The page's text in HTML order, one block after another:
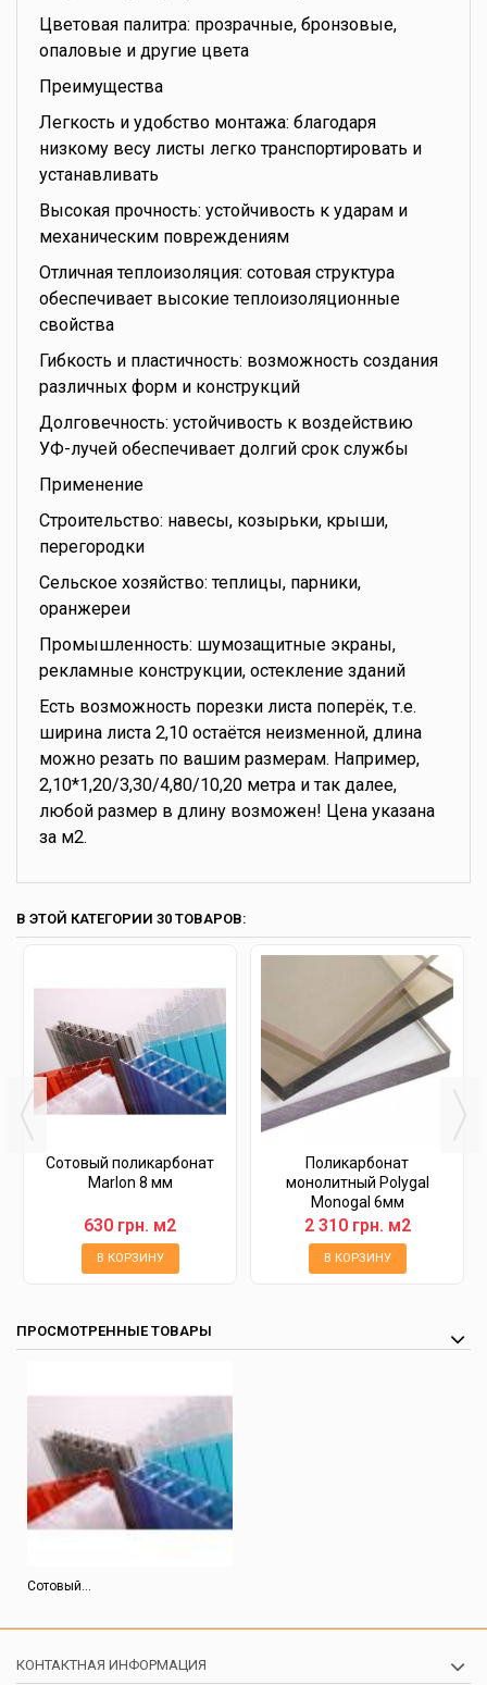
Цветовая палитра: прозрачные, бронзовые,
опаловые и другие цвета
Преимущества
Легкость и удобство монтажа: благодаря
низкому весу листы легко транспортировать и
устанавливать
Высокая прочность: устойчивость к ударам и
механическим повреждениям
Отличная теплоизоляция: сотовая структура
обеспечивает высокие теплоизоляционные
свойства
Гибкость и пластичность: возможность создания
различных форм и конструкций
Долговечность: устойчивость к воздействию
УФ-лучей обеспечивает долгий срок службы
Применение
Строительство: навесы, козырьки, крыши,
перегородки
Сельское хозяйство: теплицы, парники,
оранжереи
Промышленность: шумозащитные экраны,
рекламные конструкции, остекление зданий
Есть возможность порезки листа поперёк, т.е.
ширина листа 2,10 остаётся неизменной, длина
можно резать по вашим размерам. Например,
2,10*1,20/3,30/4,80/10,20 метра и так далее,
любой размер в длину возможен! Цена указана
за м2.
В ЭТОЙ КАТЕГОРИИ 30 ТОВАРОВ:
Сотовый поликарбонат
Marlon 8 мм
630 грн. м2
В КОРЗИНУ
Поликарбонат
монолитный Polygal
Monogal 6мм
2 310 грн. м2
В КОРЗИНУ
ПРОСМОТРЕННЫЕ ТОВАРЫ
Сотовый...
КОНТАКТНАЯ ИНФОРМАЦИЯ